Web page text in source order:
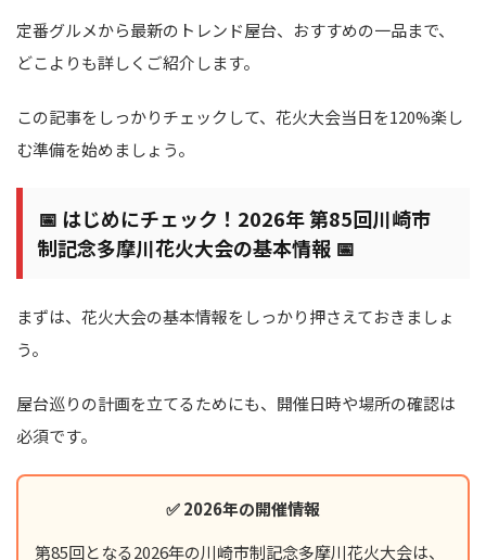
定番グルメから最新のトレンド屋台、おすすめの一品まで、
どこよりも詳しくご紹介します。
この記事をしっかりチェックして、花火大会当日を120%楽し
む準備を始めましょう。
📅 はじめにチェック！2026年 第85回川崎市
制記念多摩川花火大会の基本情報 📅
まずは、花火大会の基本情報をしっかり押さえておきましょ
う。
屋台巡りの計画を立てるためにも、開催日時や場所の確認は
必須です。
✅ 2026年の開催情報
第85回となる2026年の川崎市制記念多摩川花火大会は、